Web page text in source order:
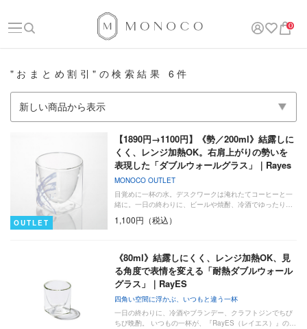
0
"おまとめ割引"の検索結果 6件
OUTLET
【1890円→1100円】《勢／200ml》結露しに
くく、レンジ加熱OK。右肩上がりの勢いを
表現した「ダブルウォールグラス」｜Rayes
MONOCO OUTLET
目覚めに一杯の水。デスクワークは淹れたてコーヒーと一
緒に。一日の終わりに、ビールや焼酎、冷酒でゆったり…
1,100円（税込）
《80ml》結露しにくく、レンジ加熱OK、見
る角度で表情を変える「耐熱ダブルウォール
グラス」｜RayES
四角い空間に浮かぶ、いつもと違う一杯
一日の終わりに、冷酒やブランデー、クラフトジンでちび
ちび晩酌。 いつもの一杯が、『RayES（レイエス）』の…